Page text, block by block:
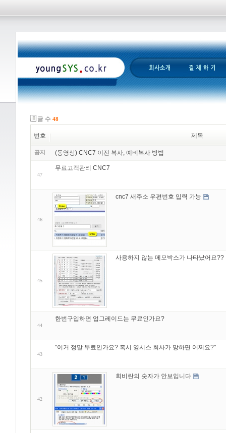
글 수48
번호 제목
공지 (동영상) CNC7 이전 복사, 예비복사 방법
47
무료고객관리 CNC7
46
cnc7 새주소 우편번호 입력 가능
45
사용하지 않는 메모박스가 나타났어요??
44
한번구입하면 업그레이드는 무료인가요?
43
"이거 정말 무료인가요? 혹시 영시스 회사가 망하면 어쩌요?"
42
회비란의 숫자가 안보입니다